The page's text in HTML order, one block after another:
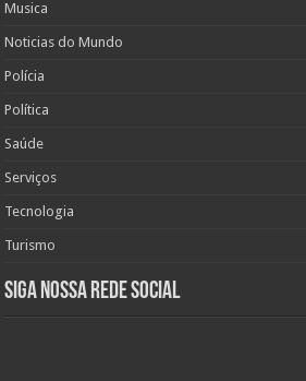
Musica
Noticias do Mundo
Polícia
Política
Saúde
Serviços
Tecnologia
Turismo
Siga nossa rede social